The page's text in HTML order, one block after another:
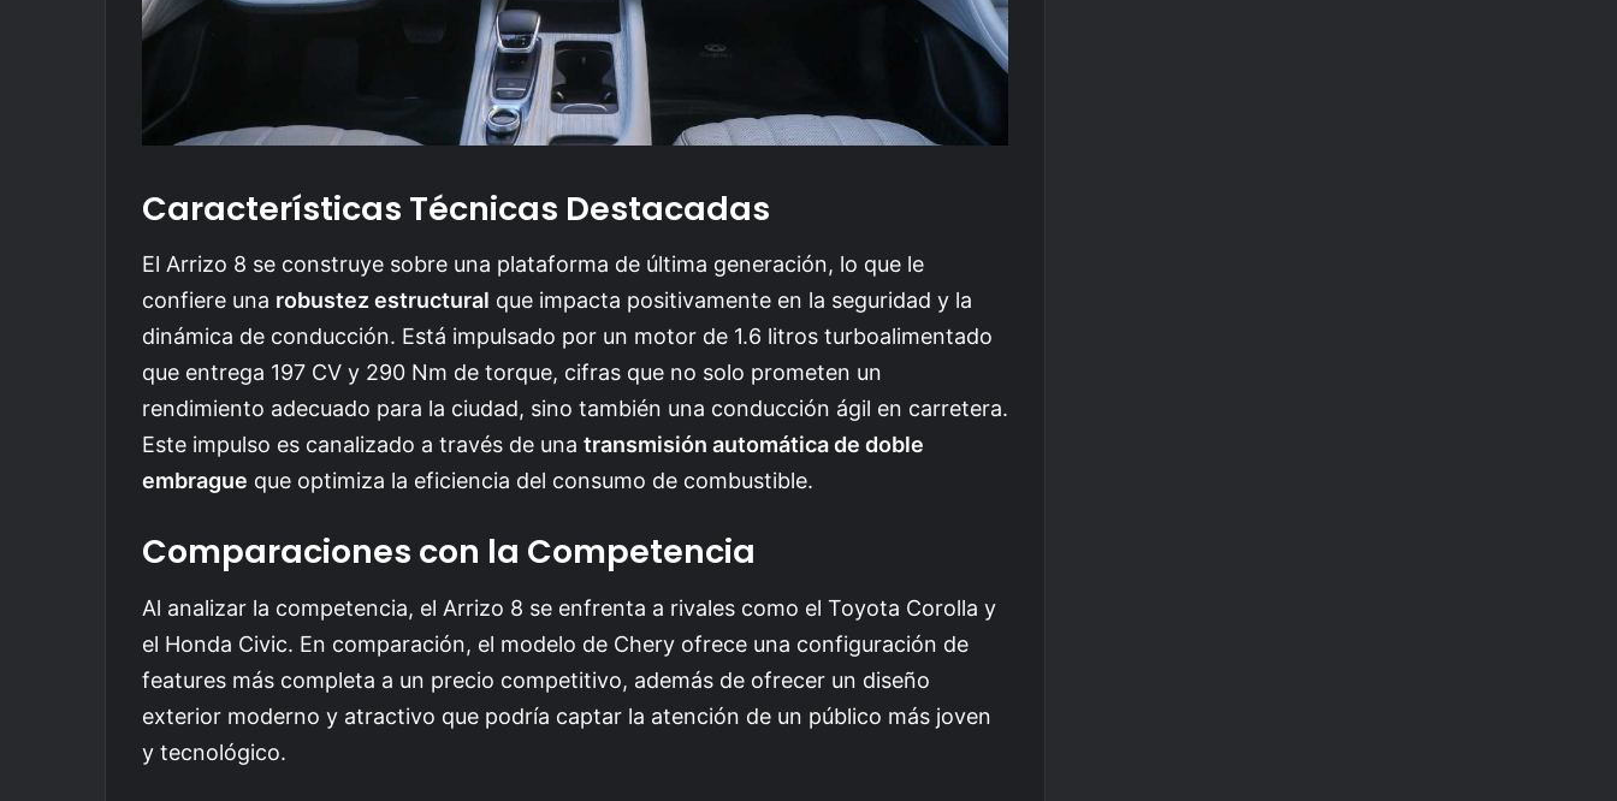
Características Técnicas Destacadas
El Arrizo 8 se construye sobre una plataforma de última generación, lo que le
confiere una robustez estructural que impacta positivamente en la seguridad y la
dinámica de conducción. Está impulsado por un motor de 1.6 litros turboalimentado
que entrega 197 CV y 290 Nm de torque, cifras que no solo prometen un
rendimiento adecuado para la ciudad, sino también una conducción ágil en carretera.
Este impulso es canalizado a través de una transmisión automática de doble
embrague que optimiza la eficiencia del consumo de combustible.
Comparaciones con la Competencia
Al analizar la competencia, el Arrizo 8 se enfrenta a rivales como el Toyota Corolla y
el Honda Civic. En comparación, el modelo de Chery ofrece una configuración de
features más completa a un precio competitivo, además de ofrecer un diseño
exterior moderno y atractivo que podría captar la atención de un público más joven
y tecnológico.